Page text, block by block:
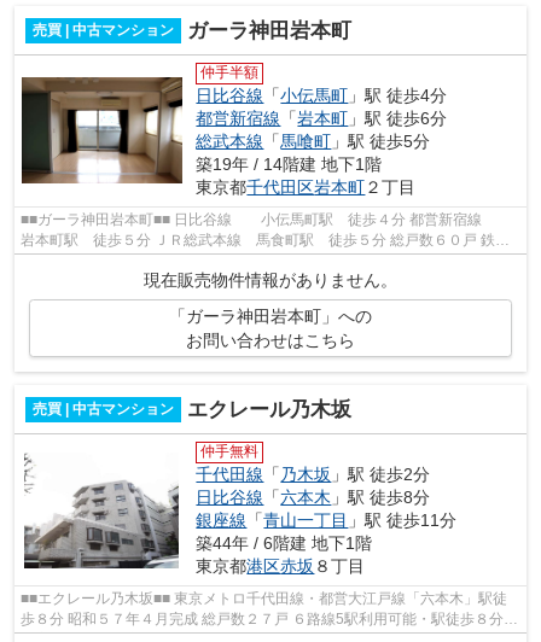
売買 | 中古マンション ガーラ神田岩本町
仲手半額
日比谷線 「小伝馬町 」駅 徒歩4分
都営新宿線 「岩本町 」駅 徒歩6分
総武本線 「馬喰町 」駅 徒歩5分
築19年 / 14階建 地下1階
東京都千代田区岩本町２丁目
■■ガーラ神田岩本町■■ 日比谷線 小伝馬町駅 徒歩４分 都営新宿線
岩本町駅 徒歩５分 ＪＲ総武本線 馬食町駅 徒歩５分 総戸数６０戸 鉄筋
コンクリート造１４階地下1階建 平...
現在販売物件情報がありません。
「ガーラ神田岩本町」への
お問い合わせはこちら
売買 | 中古マンション エクレール乃木坂
仲手無料
千代田線 「 乃木坂 」駅 徒歩2分
日比谷線 「六本木 」駅 徒歩8分
銀座線 「青山一丁目 」駅 徒歩11分
築44年 / 6階建 地下1階
東京都港区赤坂 ８丁目
■■エクレール乃木坂■■ 東京メトロ千代田線・都営大江戸線「六本木」駅徒
歩８分 昭和５７年４月完成 総戸数２７戸 ６路線5駅利用可能・駅徒歩８分の